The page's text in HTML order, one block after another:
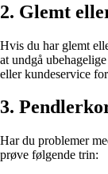
2. Glemt
Hvis du har glemt
at undgå
eller kundeservice
3.
Har du problemer
prøve følgende trin: